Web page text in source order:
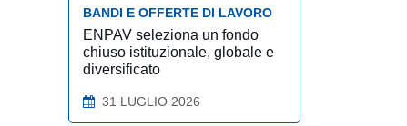
BANDI E OFFERTE DI LAVORO
ENPAV seleziona un fondo
chiuso istituzionale, globale e
diversificato
31 LUGLIO 2026